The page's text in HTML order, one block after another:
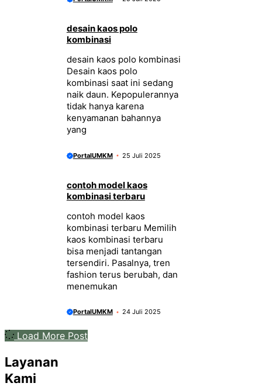
desain kaos polo
kombinasi
desain kaos polo kombinasi
Desain kaos polo
kombinasi saat ini sedang
naik daun. Kepopulerannya
tidak hanya karena
kenyamanan bahannya
yang
PortalUMKM 25 Juli 2025
contoh model kaos
kombinasi terbaru
contoh model kaos
kombinasi terbaru Memilih
kaos kombinasi terbaru
bisa menjadi tantangan
tersendiri. Pasalnya, tren
fashion terus berubah, dan
menemukan
PortalUMKM 24 Juli 2025
Load More Post
Layanan
Kami